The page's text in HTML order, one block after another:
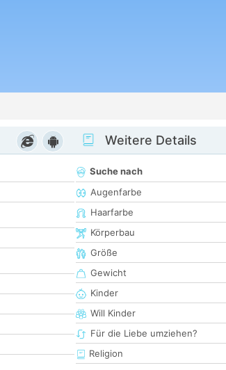
Weitere Details
Suche nach
Augenfarbe
Haarfarbe
Körperbau
Größe
Gewicht
Kinder
Will Kinder
Für die Liebe umziehen?
Religion